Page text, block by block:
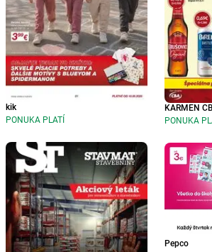
kik
PONUKA PLATÍ
KARMEN
PONUKA
Pepco